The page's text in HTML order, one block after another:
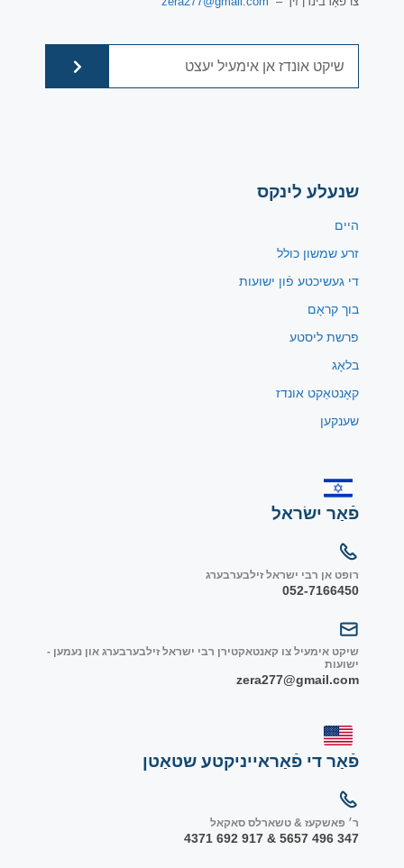
שנעלע לינקס
היים
זרע שמשון כולל
די געשיכטע פֿון ישועות
בוך קראָם
פרשת ליסטע
בלאָג
קאָנטאַקט אונדז
שענקען
פֿאַר ישׂראל
רופט אן רבי ישראל זילבערבערג
052-7166450
שיקט אימעיל צו קאנטאקטירן רבי ישראל זילבערבערג און נעמען -
ישועות
zera277@gmail.com
פֿאַר די פֿאַראייניקטע שטאַטן
ר׳ פאשקעז & טשארלס סאקאל
347 496 5657 & 917 692 4371